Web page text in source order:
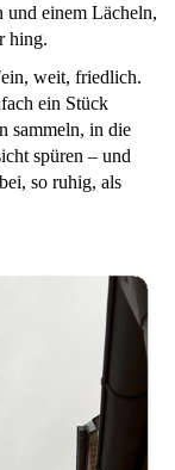
und einem Lächeln,
hing.
weit, friedlich.
ein Stück
sammeln, in die
spüren – und
so ruhig, als